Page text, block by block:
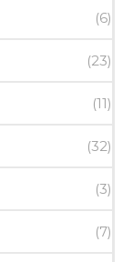
(6)
(23)
(11)
(32)
(3)
(7)